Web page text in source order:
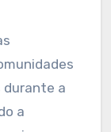
durante a
a